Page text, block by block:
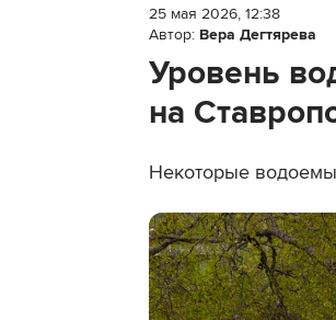
25 мая 2026, 12:38
Автор: Вера Дегтярева
Уровень
на
Некоторые